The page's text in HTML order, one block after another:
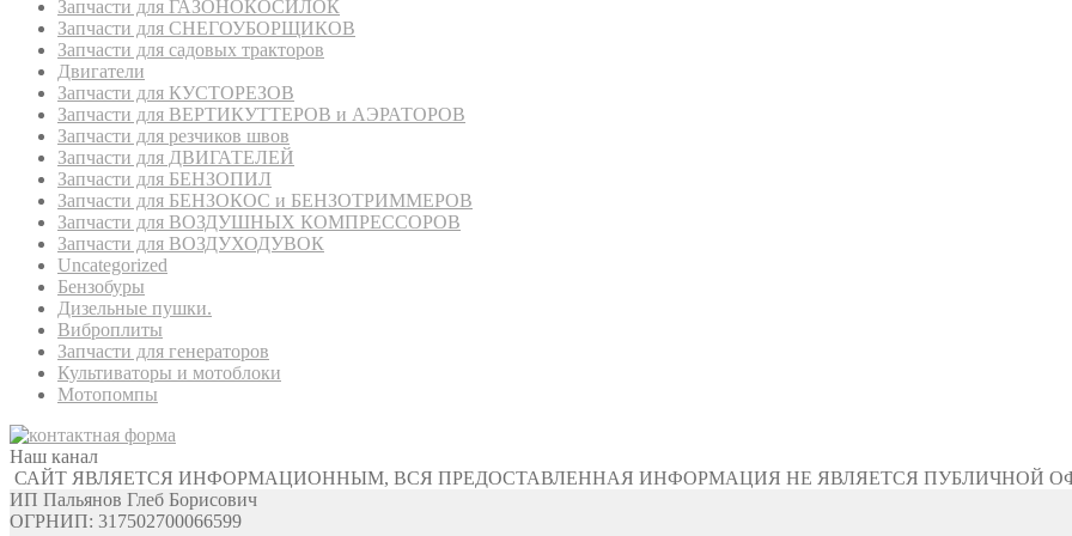
Запчасти для ГАЗОНОКОСИЛОК
Запчасти для СНЕГОУБОРЩИКОВ
Запчасти для садовых тракторов
Двигатели
Запчасти для КУСТОРЕЗОВ
Запчасти для ВЕРТИКУТТЕРОВ и АЭРАТОРОВ
Запчасти для резчиков швов
Запчасти для ДВИГАТЕЛЕЙ
Запчасти для БЕНЗОПИЛ
Запчасти для БЕНЗОКОС и БЕНЗОТРИММЕРОВ
Запчасти для ВОЗДУШНЫХ КОМПРЕССОРОВ
Запчасти для ВОЗДУХОДУВОК
Uncategorized
Бензобуры
Дизельные пушки.
Виброплиты
Запчасти для генераторов
Культиваторы и мотоблоки
Мотопомпы
Наш канал
САЙТ ЯВЛЯЕТСЯ ИНФОРМАЦИОННЫМ, ВСЯ ПРЕДОСТАВЛЕННАЯ ИНФОРМАЦИЯ НЕ ЯВЛЯЕТСЯ ПУБЛИЧНОЙ
ИП Пальянов Глеб Борисович
ОГРНИП: 317502700066599